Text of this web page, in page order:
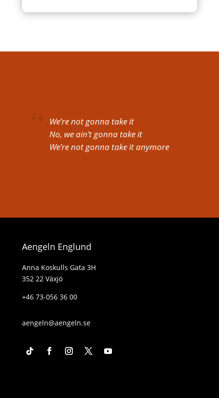
We’re not gonna take it
No, we ain’t gonna take it
We’re not gonna take it anymore
Aengeln Englund
Anna Koskulls Gata 3H
352 22 Växjö
+46 73-056 36 00
aengeln@aengeln.se